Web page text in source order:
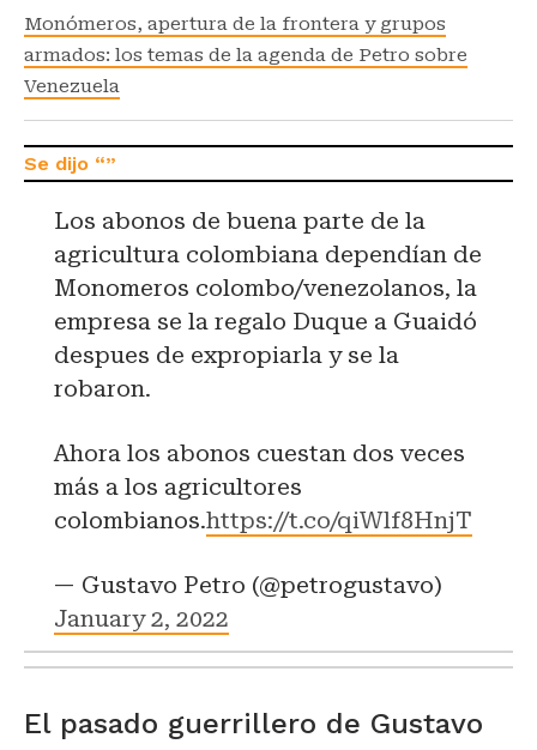
Monómeros, apertura de la frontera y grupos
armados: los temas de la agenda de Petro sobre
Venezuela
Los abonos de buena parte de la
agricultura colombiana dependían de
Monomeros colombo/venezolanos, la
empresa se la regalo Duque a Guaidó
despues de expropiarla y se la
robaron.
Ahora los abonos cuestan dos veces
más a los agricultores
colombianos.https://t.co/qiWlf8HnjT
— Gustavo Petro (@petrogustavo)
January 2, 2022
El pasado guerrillero de Gustavo